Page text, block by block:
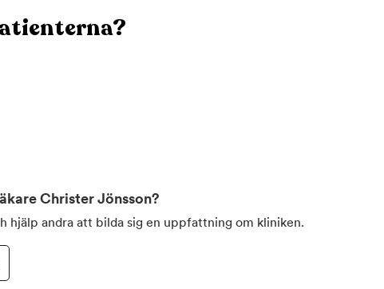
Christer Jönsson?
hjälp andra att bilda sig en uppfattning om kliniken.